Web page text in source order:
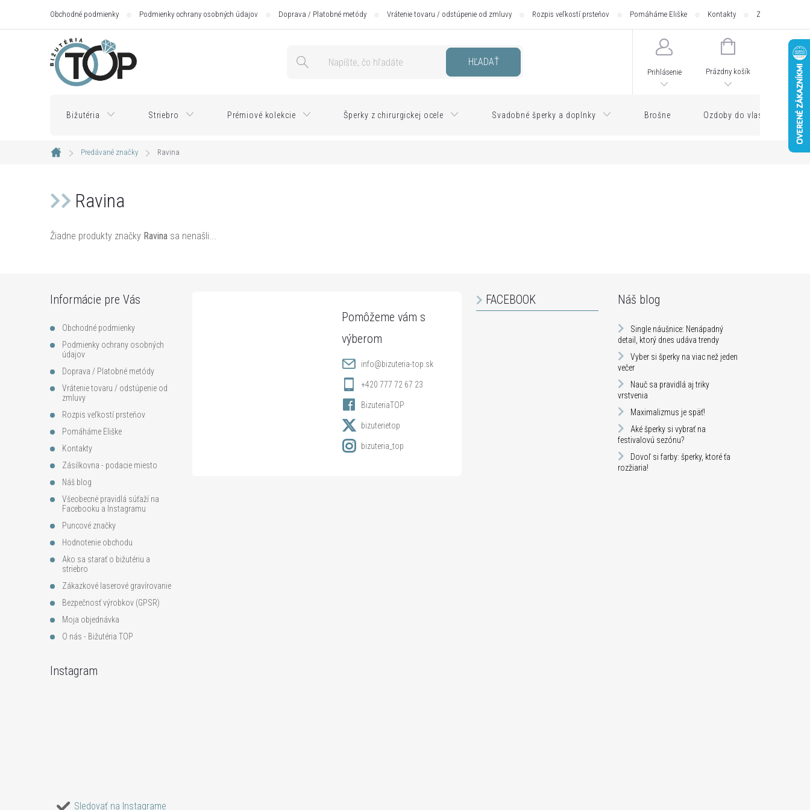
Obchodné podmienky Podmienky ochrany osobných údajov Doprava / Platobné metódy Vrátenie tovaru / odstúpenie od zmluvy Rozpis veľkostí prsteňov Pomáháme Eliške Kontakty Zásilkovna -
HĽADAŤ
Prihlásenie
NÁKUPNÝ
Prázdny košík
Bižutéria Striebro Prémiové kolekcie Šperky z chirurgickej ocele Svadobné šperky a doplnky Brošne Ozdoby do vlasov
Domov
Predávané značky Ravina
Ravina
Žiadne produkty značky Ravina sa nenašli...
Informácie pre Vás
Obchodné podmienky
Podmienky ochrany osobných
údajov
Doprava / Platobné metódy
Vrátenie tovaru / odstúpenie od
zmluvy
Rozpis veľkostí prsteňov
Pomáháme Eliške
Kontakty
Zásilkovna - podacie miesto
Náš blog
Všeobecné pravidlá súťaží na
Facebooku a Instagramu
Puncové značky
Hodnotenie obchodu
Ako sa starať o bižutériu a
striebro
Zákazkové laserové gravírovanie
Bezpečnosť výrobkov (GPSR)
Moja objednávka
O nás - Bižutéria TOP
info@bizuteria-top.sk
+420 777 72 67 23
BizuteriaTOP
bizuterietop
bizuteria_top
FACEBOOK Náš blog
Single náušnice: Nenápadný
detail, ktorý dnes udáva trendy
Vyber si šperky na viac než jeden
večer
Nauč sa pravidlá aj triky
vrstvenia
Maximalizmus je späť!
Aké šperky si vybrať na
festivalovú sezónu?
Dovoľ si farby: šperky, ktoré ťa
rozžiaria!
Instagram
Sledovať na Instagrame